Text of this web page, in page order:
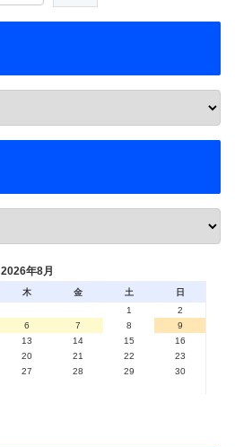
2026年8月
木 金 土
日
1
2
6 7 8
9
13 14 15
16
20 21 22
23
27 28 29
30